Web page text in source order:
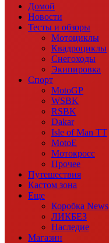
Домой
Новости
Тесты и обзоры
Мотоциклы
Квадроциклы
Снегоходы
Экипировка
Спорт
MotoGP
WSBK
RSBK
Dakar
Isle of Man TT
MotoE
Мотокросс
Прочее
Путешествия
Кастом зона
Еще
Коробка News
ЛИКБЕЗ
Наследие
Магазин